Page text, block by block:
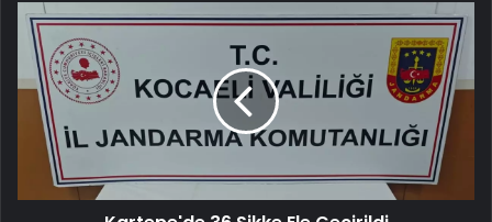
Kartepe'de
36
Sikke
Ele
Geçirildi